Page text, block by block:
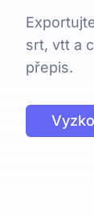
srt, vtt a
přepis.